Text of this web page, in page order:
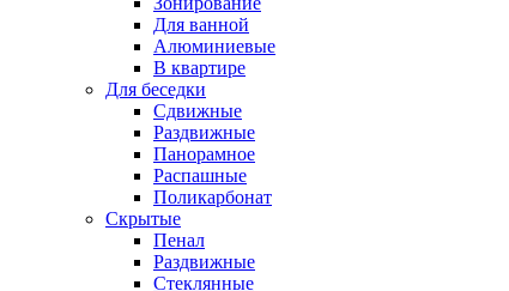
Для ванной
Алюминиевые
В квартире
Для беседки
Сдвижные
Раздвижные
Панорамное
Распашные
Поликарбонат
Скрытые
Пенал
Раздвижные
Стеклянные